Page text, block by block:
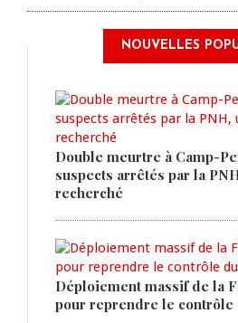
NOUVELLES
Double meurtre à Camp-
suspects arrêtés par la
recherché
Déploiement massif de la
pour reprendre le